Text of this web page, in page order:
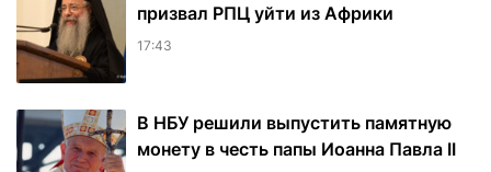
призвал РПЦ уйти из Африки
17:43
В НБУ решили выпустить памятную
монету в честь папы Иоанна Павла II